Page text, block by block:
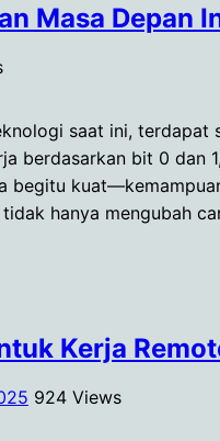
Masa Depan
saat ini,
berdasarkan bit 0 dan
begitu
hanya mengubah
Kerja
924 Views